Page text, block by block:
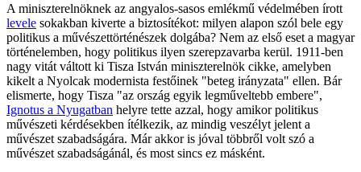
A miniszterelnöknek az angyalos-sasos emlékmű védelmében írott
levele sokakban kiverte a biztosítékot: milyen alapon szól bele egy
politikus a művészettörténészek dolgába? Nem az első eset a magyar
történelemben, hogy politikus ilyen szerepzavarba kerül. 1911-ben
nagy vitát váltott ki Tisza István miniszterelnök cikke, amelyben
kikelt a Nyolcak modernista festőinek "beteg irányzata" ellen. Bár
elismerte, hogy Tisza "az ország egyik legműveltebb embere",
Ignotus a Nyugatban helyre tette azzal, hogy amikor politikus
művészeti kérdésekben ítélkezik, az mindig veszélyt jelent a
művészet szabadságára. Már akkor is jóval többről volt szó a
művészet szabadságánál, és most sincs ez másként.